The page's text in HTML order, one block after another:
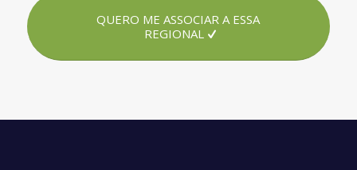
QUERO ME ASSOCIAR A ESSA
REGIONAL